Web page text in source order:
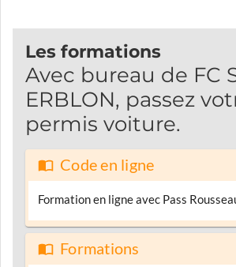
Les formations
Avec bureau de FC
ERBLON, passez
permis voiture.
Code en ligne
Formation en ligne avec Pass
Formations